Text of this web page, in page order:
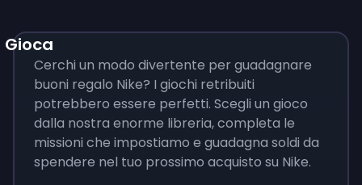
Gioca
Cerchi un modo divertente per guadagnare
buoni regalo Nike? I giochi retribuiti
potrebbero essere perfetti. Scegli un gioco
dalla nostra enorme libreria, completa le
missioni che impostiamo e guadagna soldi da
spendere nel tuo prossimo acquisto su Nike.